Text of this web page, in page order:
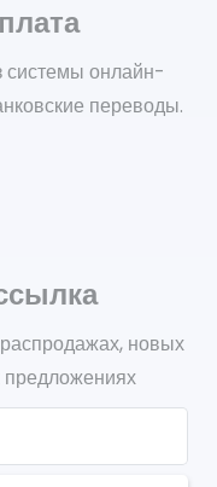
онлайн-
переводы.
новых
предложениях